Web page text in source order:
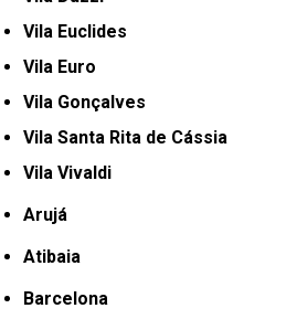
Vila Euclides
Vila Euro
Vila Gonçalves
Vila Santa Rita de Cássia
Vila Vivaldi
Arujá
Atibaia
Barcelona